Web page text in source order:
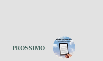
PROSSIMO